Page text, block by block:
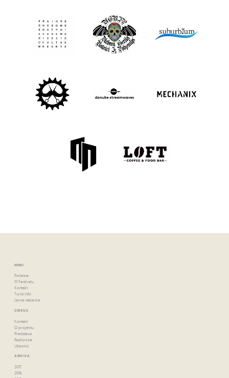
MENI
Početna
O Festivalu
Kontakt
Turist Info
Javna nabavka
CIRKUS
Kontakt
O projektu
Predstava
Radionice
Učesnici
ARHIVA
2017.
2016.